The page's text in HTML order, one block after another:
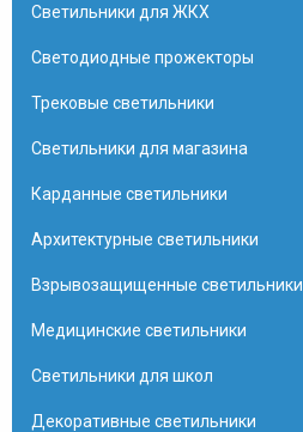
Светильники для ЖКХ
Светодиодные прожекторы
Трековые светильники
Светильники для магазина
Карданные светильники
Архитектурные светильники
Взрывозащищенные светильники
Медицинские светильники
Светильники для школ
Декоративные светильники